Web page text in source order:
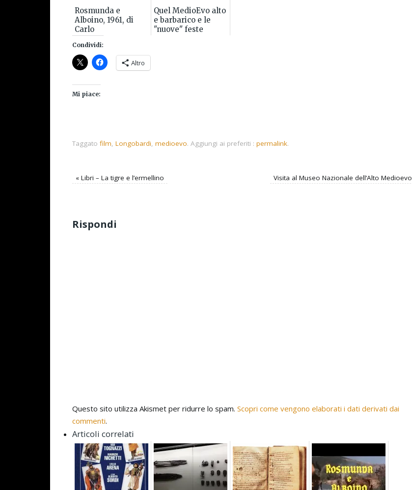
Rosmunda e
Alboino, 1961, di
Carlo
Campogalliani
Quel MedioEvo alto
e barbarico e le
"nuove" feste
Condividi:
Altro
Mi piace:
Taggato film, Longobardi, medioevo. Aggiungi ai preferiti : permalink.
« Libri – La tigre e l’ermellino Visita al Museo Nazionale dell’Alto Medioevo
Rispondi
Questo sito utilizza Akismet per ridurre lo spam. Scopri come vengono elaborati i dati derivati dai
commenti.
Articoli correlati